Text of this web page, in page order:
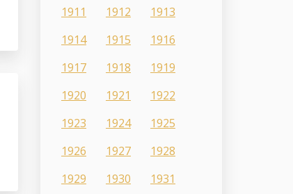
1911
1912
1913
1914
1915
1916
1917
1918
1919
1920
1921
1922
1923
1924
1925
1926
1927
1928
1929
1930
1931